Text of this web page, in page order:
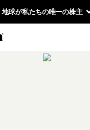
地球が私たちの唯一の株主